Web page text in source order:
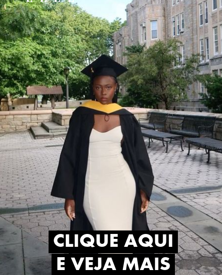
CLIQUE AQUI
E VEJA MAIS
CLIQUE AQUI
E VEJA MAIS